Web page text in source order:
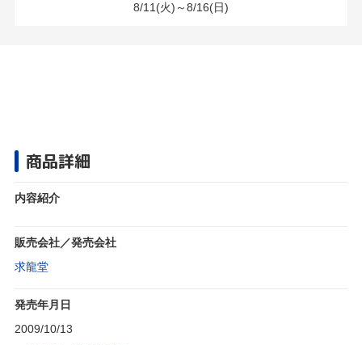
8/11(火)～8/16(日)
商品詳細
内容紹介
販売会社／発売会社
求龍堂
発売年月日
2009/10/13